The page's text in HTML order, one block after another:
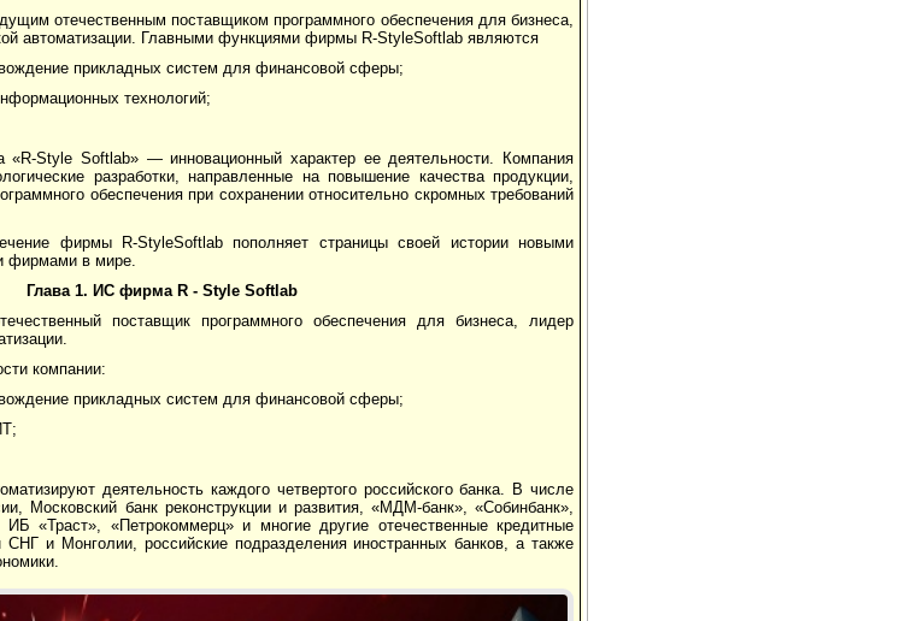
отечественным поставщиком программного обеспечения для бизнеса,
автоматизации. Главными функциями фирмы R-StyleSoftlab являются
прикладных систем для финансовой сферы;
технологий;
«R-Style Softlab» — инновационный характер ее деятельности. Компания
разработки, направленные на повышение качества продукции,
обеспечения при сохранении относительно скромных требований
фирмы R-StyleSoftlab пополняет страницы своей истории новыми
фирмами в мире.
Глава 1. ИС фирма R - Style Softlab
поставщик программного обеспечения для бизнеса, лидер
компании:
прикладных систем для финансовой сферы;
деятельность каждого четвертого российского банка. В числе
Московский банк реконструкции и развития, «МДМ-банк», «Собинбанк»,
ИБ «Траст», «Петрокоммерц» и многие другие отечественные кредитные
и Монголии, российские подразделения иностранных банков, а также